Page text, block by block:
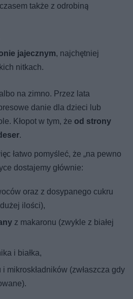
także z odrobiną
jajecznym, najchętniej
nitkach.
na zimno. Przez lata
danie dla dzieci lub
Kłopot w tym, że od strony
.
łatwo pomyśleć, że „na pewno
dostajemy głównie:
oraz z dosypanego cukru
ilości),
z makaronu (zwykle z białej
i białka,
i mikroskładników (zwłaszcza gdy